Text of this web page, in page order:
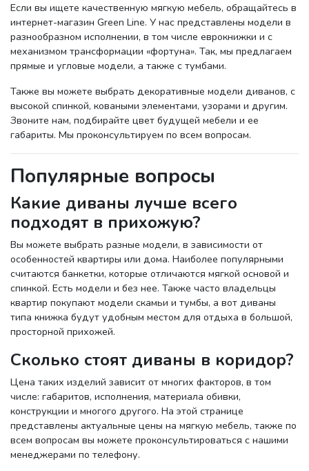
Если вы ищете качественную мягкую мебель, обращайтесь в
интернет-магазин Green Line. У нас представлены модели в
разнообразном исполнении, в том числе еврокнижки и с
механизмом трансформации «фортуна». Так, мы предлагаем
прямые и угловые модели, а также с тумбами.
Также вы можете выбрать декоративные модели диванов, с
высокой спинкой, коваными элементами, узорами и другим.
Звоните нам, подбирайте цвет будущей мебели и ее
габариты. Мы проконсультируем по всем вопросам.
Популярные вопросы
Какие диваны лучше всего
подходят в прихожую?
Вы можете выбрать разные модели, в зависимости от
особенностей квартиры или дома. Наиболее популярными
считаются банкетки, которые отличаются мягкой основой и
спинкой. Есть модели и без нее. Также часто владельцы
квартир покупают модели скамьи и тумбы, а вот диваны
типа книжка будут удобным местом для отдыха в большой,
просторной прихожей.
Сколько стоят диваны в коридор?
Цена таких изделий зависит от многих факторов, в том
числе: габаритов, исполнения, материала обивки,
конструкции и многого другого. На этой странице
представлены актуальные цены на мягкую мебель, также по
всем вопросам вы можете проконсультироваться с нашими
менеджерами по телефону.